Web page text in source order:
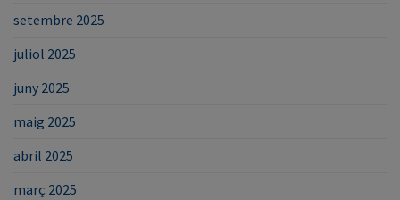
setembre 2025
juliol 2025
juny 2025
maig 2025
abril 2025
març 2025